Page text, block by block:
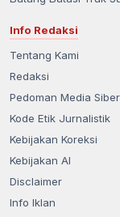
Info Redaksi
Tentang Kami
Redaksi
Pedoman Media Siber
Kode Etik Jurnalistik
Kebijakan Koreksi
Kebijakan AI
Disclaimer
Info Iklan